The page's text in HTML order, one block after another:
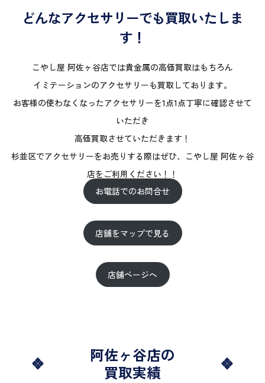
どんなアクセサリーでも買取いたしま
す！
こやし屋 阿佐ヶ谷店では貴金属の高価買取はもちろん
イミテーションのアクセサリーも買取しております。
お客様の使わなくなったアクセサリーを1点1点丁寧に確認させて
いただき
高価買取させていただきます！
杉並区でアクセサリーをお売りする際はぜひ、こやし屋 阿佐ヶ谷
店をご利用ください！！
お電話でのお問合せ
店舗をマップで見る
店舗ページへ
阿佐ヶ谷店の
買取実績